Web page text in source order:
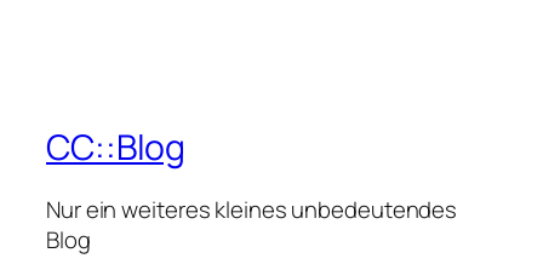
CC::Blog
Nur ein weiteres kleines unbedeutendes
Blog